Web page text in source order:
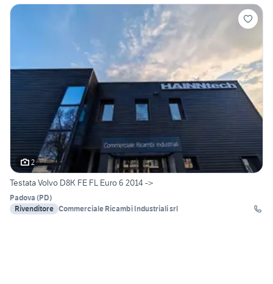
2
Testata Volvo D8K FE FL Euro 6 2014 ->
Padova (PD)
Rivenditore Commerciale Ricambi Industriali srl